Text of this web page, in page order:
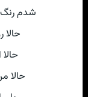
شدم
حالا